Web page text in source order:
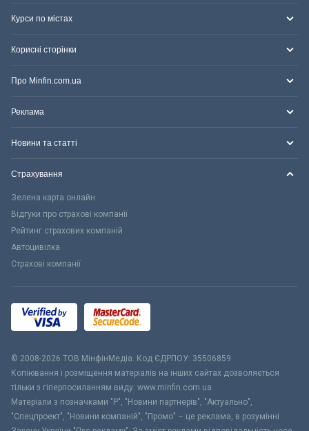
Курси по містах
Корисні сторінки
Про Minfin.com.ua
Реклама
Новини та статті
Страхування
Зелена карта онлайн
Відгуки про страхові компанії
Рейтинг страхових компаній
Автоцивілка
Страхові компанії
© 2008-2026 ТОВ МiнфiнМедiа. Код ЄДРПОУ: 35506859
Копіювання і розміщення матеріалів на інших сайтах дозволяється
тільки з гіперпосиланням виду: www.minfin.com.ua
Матеріали з позначками "Р", "Новини партнерів", "Актуально",
"Спецпроект", "Новини компаній", "Промо" – це реклама, в розумінні